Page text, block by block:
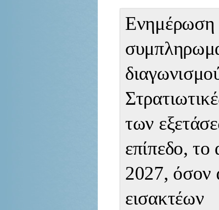
Ενημέρωση
των
επίπεδο,
2027, όσον
εισακτέων